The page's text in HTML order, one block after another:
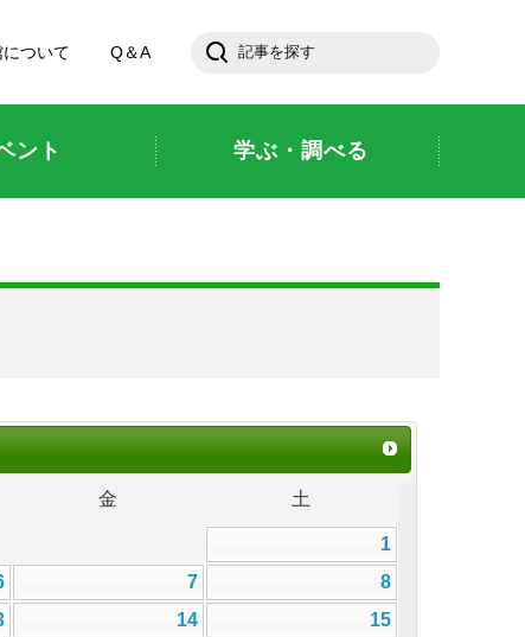
について
Q＆A
ント 学ぶ・調べる
金 土
1
7
8
14
15